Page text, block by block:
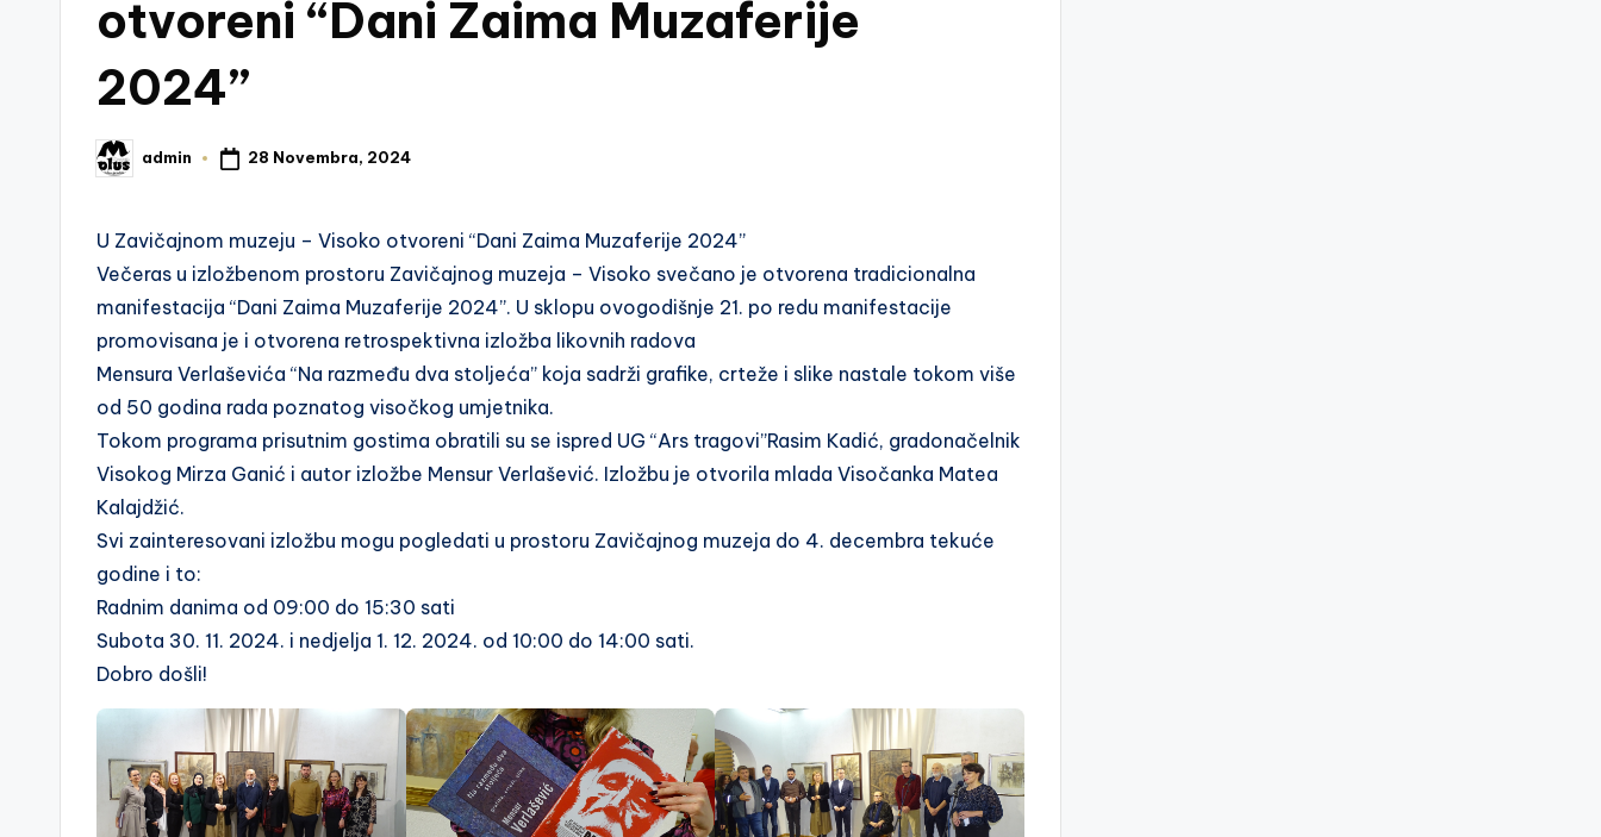
otvoreni “Dani Zaima Muzaferije
2024”
Posted
by
admin 28 Novembra, 2024
U Zavičajnom muzeju – Visoko otvoreni “Dani Zaima Muzaferije 2024”
Večeras u izložbenom prostoru Zavičajnog muzeja – Visoko svečano je otvorena tradicionalna
manifestacija “Dani Zaima Muzaferije 2024”. U sklopu ovogodišnje 21. po redu manifestacije
promovisana je i otvorena retrospektivna izložba likovnih radova
Mensura Verlaševića “Na razmeđu dva stoljeća” koja sadrži grafike, crteže i slike nastale tokom više
od 50 godina rada poznatog visočkog umjetnika.
Tokom programa prisutnim gostima obratili su se ispred UG “Ars tragovi”Rasim Kadić, gradonačelnik
Visokog Mirza Ganić i autor izložbe Mensur Verlašević. Izložbu je otvorila mlada Visočanka Matea
Kalajdžić.
Svi zainteresovani izložbu mogu pogledati u prostoru Zavičajnog muzeja do 4. decembra tekuće
godine i to:
Radnim danima od 09:00 do 15:30 sati
Subota 30. 11. 2024. i nedjelja 1. 12. 2024. od 10:00 do 14:00 sati.
Dobro došli!